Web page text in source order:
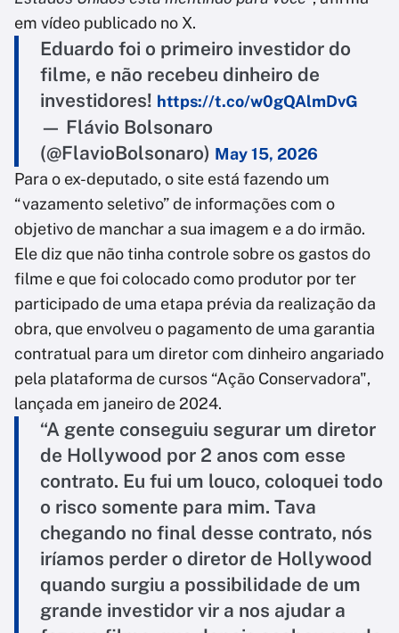
em vídeo publicado no X.
Eduardo foi o primeiro investidor do
filme, e não recebeu dinheiro de
investidores! https://t.co/w0gQAlmDvG
— Flávio Bolsonaro
(@FlavioBolsonaro) May 15, 2026
Para o ex-deputado, o site está fazendo um
“vazamento seletivo” de informações com o
objetivo de manchar a sua imagem e a do irmão.
Ele diz que não tinha controle sobre os gastos do
filme e que foi colocado como produtor por ter
participado de uma etapa prévia da realização da
obra, que envolveu o pagamento de uma garantia
contratual para um diretor com dinheiro angariado
pela plataforma de cursos “Ação Conservadora",
lançada em janeiro de 2024.
“A gente conseguiu segurar um diretor
de Hollywood por 2 anos com esse
contrato. Eu fui um louco, coloquei todo
o risco somente para mim. Tava
chegando no final desse contrato, nós
iríamos perder o diretor de Hollywood
quando surgiu a possibilidade de um
grande investidor vir a nos ajudar a